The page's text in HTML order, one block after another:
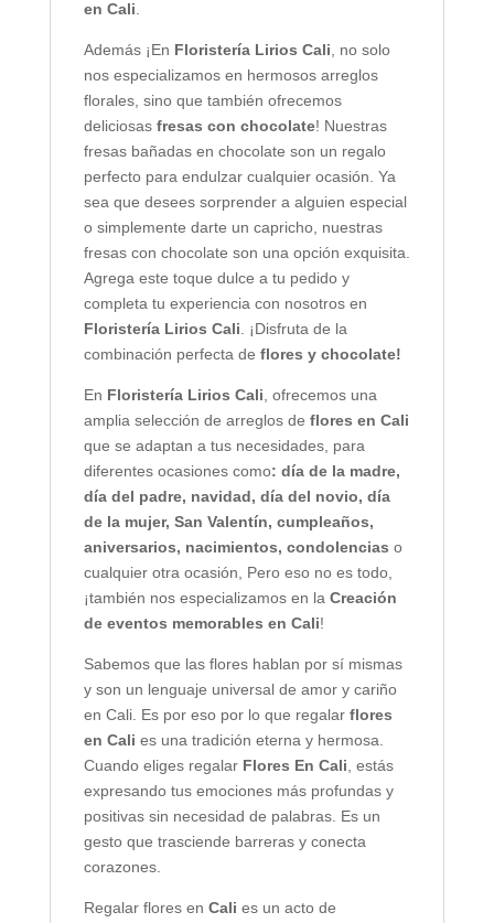
en Cali.
Además ¡En Floristería Lirios Cali, no solo
nos especializamos en hermosos arreglos
florales, sino que también ofrecemos
deliciosas fresas con chocolate! Nuestras
fresas bañadas en chocolate son un regalo
perfecto para endulzar cualquier ocasión. Ya
sea que desees sorprender a alguien especial
o simplemente darte un capricho, nuestras
fresas con chocolate son una opción exquisita.
Agrega este toque dulce a tu pedido y
completa tu experiencia con nosotros en
Floristería Lirios Cali. ¡Disfruta de la
combinación perfecta de flores y chocolate!
En Floristería Lirios Cali, ofrecemos una
amplia selección de arreglos de flores en Cali
que se adaptan a tus necesidades, para
diferentes ocasiones como: día de la madre,
día del padre, navidad, día del novio, día
de la mujer, San Valentín, cumpleaños,
aniversarios, nacimientos, condolencias o
cualquier otra ocasión, Pero eso no es todo,
¡también nos especializamos en la Creación
de eventos memorables en Cali!
Sabemos que las flores hablan por sí mismas
y son un lenguaje universal de amor y cariño
en Cali. Es por eso por lo que regalar flores
en Cali es una tradición eterna y hermosa.
Cuando eliges regalar Flores En Cali, estás
expresando tus emociones más profundas y
positivas sin necesidad de palabras. Es un
gesto que trasciende barreras y conecta
corazones.
Regalar flores en Cali es un acto de